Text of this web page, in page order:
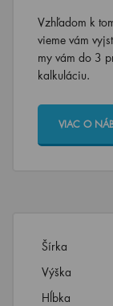
Vzhľadom k
vieme vám
my vám do 3
kalkuláciu.
VIAC O
Šírka
Výška
Hĺbka